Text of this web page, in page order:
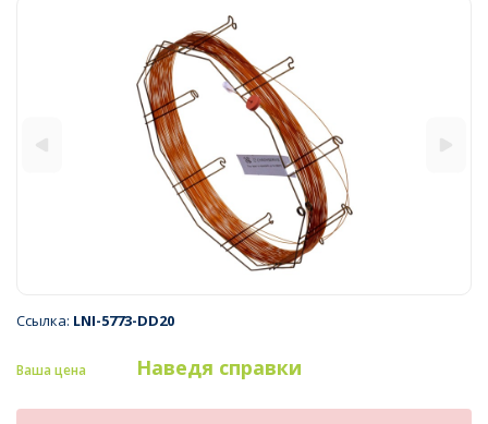
Ссылка: LNI-5773-DD20
Ваша цена Наведя справки